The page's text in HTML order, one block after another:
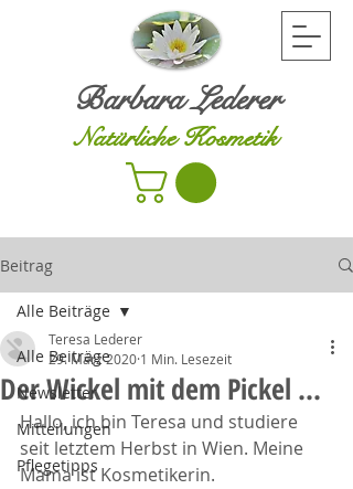
Barbara Lederer
Natürliche Kosmetik
Beitrag
Alle Beiträge
Newsletter
Mitteilungen
Pflegetipps
Alle Beiträge
Der Wickel mit dem Pickel ...
Teresa Lederer
29. März 2020 1 Min. Lesezeit
Hallo, ich bin Teresa und studiere
seit letztem Herbst in Wien. Meine
Mama ist Kosmetikerin.